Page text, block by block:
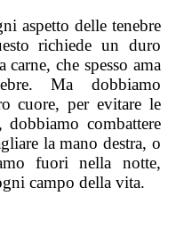
aspetto delle tenebre
richiede un duro
che spesso ama
Ma dobbiamo
cuore, per evitare le
combattere
la mano destra, o
fuori nella notte,
campo della vita.